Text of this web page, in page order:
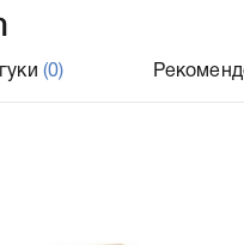
(0)